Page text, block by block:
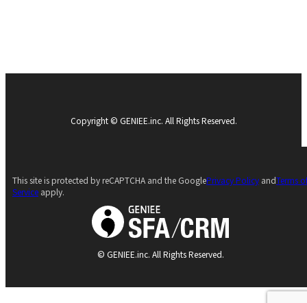
Copyright © GENIEE.inc. All Rights Reserved.
© GENIEE.inc. All Rights Reserved.
This site is protected by reCAPTCHA and the GooglePrivacy Policy andTerms
Service apply.